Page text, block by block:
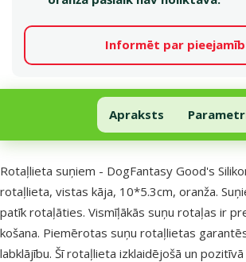
Informēt par
Rotaļlieta suņiem - DogFantasy
Apraksts
Uz lapas sākumu
superzoo.product.detail.content
Rotaļlieta suņiem - DogFantasy Good's
rotaļlieta, vistas kāja, 10*5.3cm, oranža.
patīk rotaļāties. Vismīļākās suņu rotaļas ir
košana. Piemērotas suņu rotaļlietas
labklājību. Šī rotaļlieta izklaidējošā un